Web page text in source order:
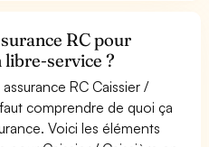
RC pour
libre-service ?
RC Caissier /
comprendre de quoi ça
Voici les éléments